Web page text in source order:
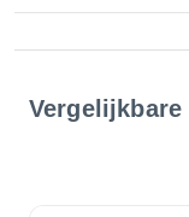
Vergelijkbare